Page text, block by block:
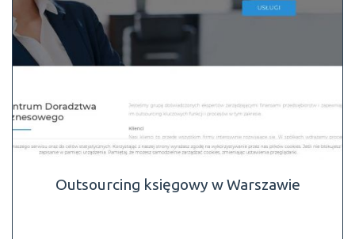
Outsourcing księgowy w Warszawie